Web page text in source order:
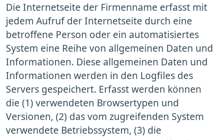
Die Internetseite der Firmenname erfasst mit
jedem Aufruf der Internetseite durch eine
betroffene Person oder ein automatisiertes
System eine Reihe von allgemeinen Daten und
Informationen. Diese allgemeinen Daten und
Informationen werden in den Logfiles des
Servers gespeichert. Erfasst werden können
die (1) verwendeten Browsertypen und
Versionen, (2) das vom zugreifenden System
verwendete Betriebssystem, (3) die